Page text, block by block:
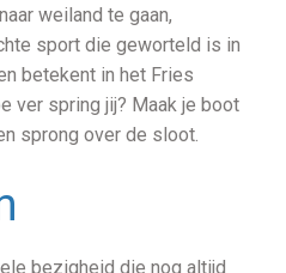
weiland te gaan,
sport die geworteld is in
betekent in het Fries
ver spring jij? Maak je boot
sprong over de sloot.
bezigheid die nog altijd